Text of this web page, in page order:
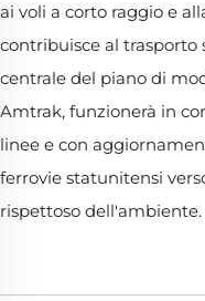
ai voli a corto raggio e
contribuisce al trasporto
centrale del piano di
Amtrak, funzionerà in
linee e con
ferrovie statunitensi
rispettoso dell'ambiente.